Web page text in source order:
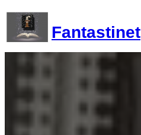
contenu
Fantastinet